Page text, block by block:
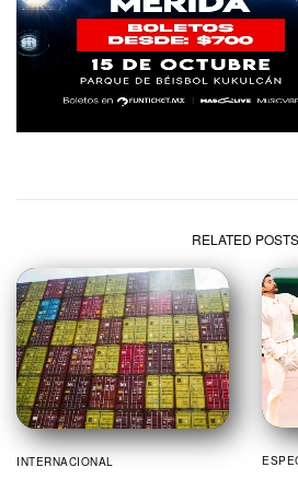
RELATED POSTS
INTERNACIONAL